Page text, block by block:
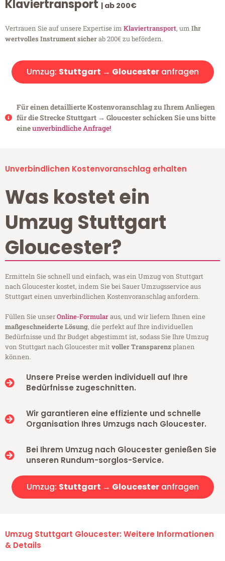
Klaviertransport | ab 200€
Vertrauen Sie auf unsere Expertise im Klaviertransport, um Ihr
wertvolles Instrument sicherab 200€ zu befördern.
Umzug: Stuttgart → Gloucesteranfragen
Für einen detaillierte Kostenvoranschlag zu Ihrem Anliegen
für die Strecke Stuttgart → Gloucester schicken Sie uns bitte
eineunverbindliche Anfrage!
Unverbindlichen Kostenvoranschlag erhalten
Was kostet ein
Umzug Stuttgart
Gloucester?
Ermitteln Sie schnell und einfach, was ein Umzug von Stuttgart
nach Gloucester kostet, indem Sie bei Sauer Umzugsservice aus
Stuttgart einen unverbindlichen Kostenvoranschlag anfordern.
Füllen Sie unserOnline-Formularaus, und wir liefern Ihnen eine
maßgeschneiderte Lösung, die perfekt auf Ihre individuellen
Bedürfnisse und Ihr Budget abgestimmt ist, sodass Sie Ihre Umzug
von Stuttgart nach Gloucester mitvoller Transparenzplanen
können.
Unsere Preise werden individuell auf Ihre
Bedürfnisse zugeschnitten.
Wir garantieren eine effiziente und schnelle
Organisation Ihres Umzugs nach Gloucester.
Bei Ihrem Umzug nach Gloucester genießen Sie
unseren Rundum-sorglos-Service.
Umzug: Stuttgart → Gloucesteranfragen
Umzug Stuttgart Gloucester: Weitere Informationen
& Details